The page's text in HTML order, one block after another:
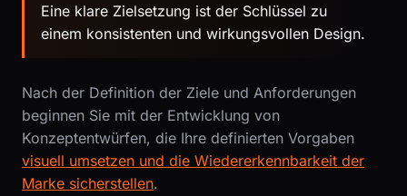
Eine klare Zielsetzung ist der Schlüssel zu
einem konsistenten und wirkungsvollen Design.
Nach der Definition der Ziele und Anforderungen
beginnen Sie mit der Entwicklung von
Konzeptentwürfen, die Ihre definierten Vorgaben
visuell umsetzen und die Wiedererkennbarkeit der
Marke sicherstellen.